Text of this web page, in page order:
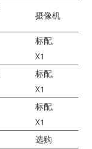
摄像机
标配,
X1
标配,
X1
标配,
X1
选购